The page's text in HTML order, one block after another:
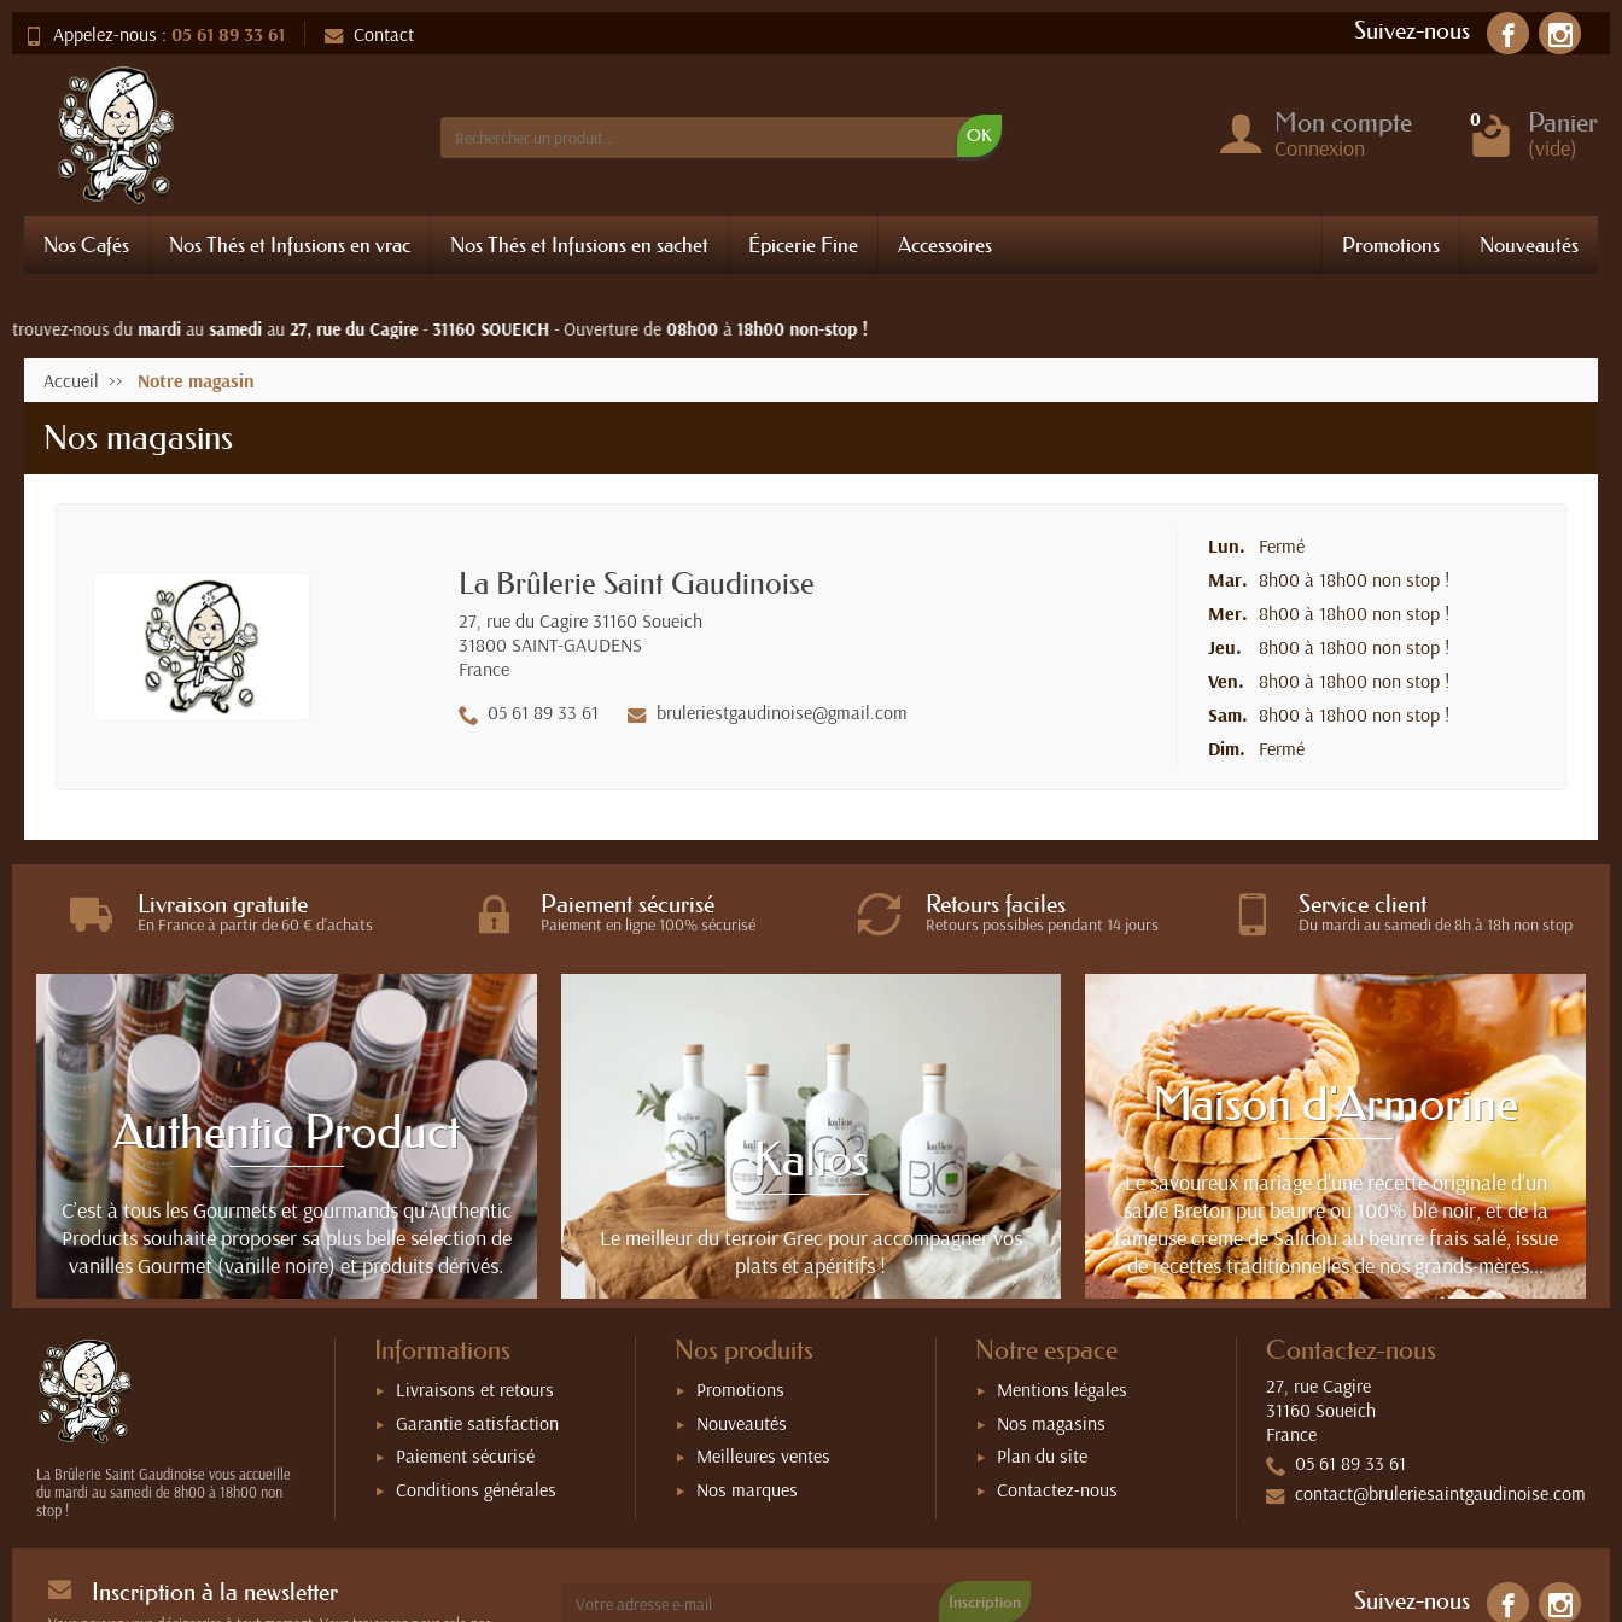
Appelez-nous : 05 61 89 33 61 Contact Suivez-nous
OK Mon compte
Connexion
0 Panier
(vide)
Nos Cafés Nos Thés et Infusions en vrac Nos Thés et Infusions en sachet Épicerie Fine Accessoires Promotions Nouveautés
nous dumardiausamediau27, rue du Cagire-31160 SOUEICH- Ouverture de08h00à18h00 non-stop !
Accueil Notre magasin
Nos magasins
La Brûlerie Saint Gaudinoise
27, rue du Cagire 31160 Soueich
31800 SAINT-GAUDENS
France
05 61 89 33 61
bruleriestgaudinoise@gmail.com
Lun.
Fermé
Mar. 8h00 à 18h00 non stop !
Mer. 8h00 à 18h00 non stop !
Jeu.
8h00 à 18h00 non stop !
Ven.
8h00 à 18h00 non stop !
Sam. 8h00 à 18h00 non stop !
Dim.
Fermé
Livraison gratuite
En France à partir de 60 € d'achats
Paiement sécurisé
Paiement en ligne 100% sécurisé
Retours faciles
Retours possibles pendant 14 jours
Service client
Du mardi au samedi de 8h à 18h non stop
Authentic Product
C’est à tous les Gourmets et gourmands qu’Authentic
Products souhaite proposer sa plus belle sélection de
vanilles Gourmet (vanille noire) et produits dérivés.
Kalios
Le meilleur du terroir Grec pour accompagner vos
plats et apéritifs !
Maison d'Armorine
Le savoureux mariage d’une recette originale d’un
sablé Breton pur beurre ou 100% blé noir, et de la
fameuse crème de Salidou au beurre frais salé, issue
de recettes traditionnelles de nos grands-mères…
La Brûlerie Saint Gaudinoise vous accueille
du mardi au samedi de 8h00 à 18h00 non
stop !
Informations
Livraisons et retours
Garantie satisfaction
Paiement sécurisé
Conditions générales
Nos produits
Promotions
Nouveautés
Meilleures ventes
Nos marques
Notre espace
Mentions légales
Nos magasins
Plan du site
Contactez-nous
Contactez-nous
27, rue Cagire
31160 Soueich
France
05 61 89 33 61
contact@bruleriesaintgaudinoise.com
Inscription à la newsletter Suivez-nous